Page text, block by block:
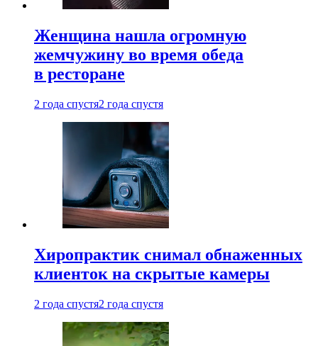
Женщина нашла огромную
жемчужину во время обеда
в ресторане
2 года спустя2 года спустя
Хиропрактик снимал обнаженных
клиенток на скрытые камеры
2 года спустя2 года спустя